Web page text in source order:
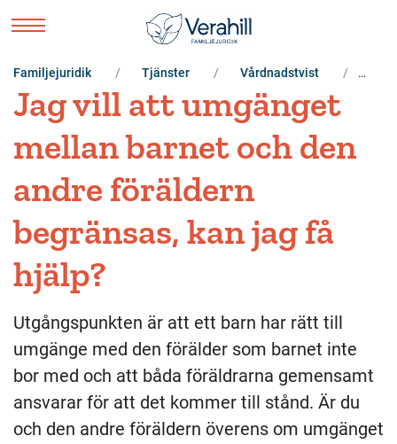
Familjejuridik Tjänster Vårdnadstvist
Jag vill att umgänget
mellan barnet och den
andre föräldern
begränsas, kan jag få
hjälp?
Utgångspunkten är att ett barn har rätt till
umgänge med den förälder som barnet inte
bor med och att båda föräldrarna gemensamt
ansvarar för att det kommer till stånd. Är du
och den andre föräldern överens om umgänget